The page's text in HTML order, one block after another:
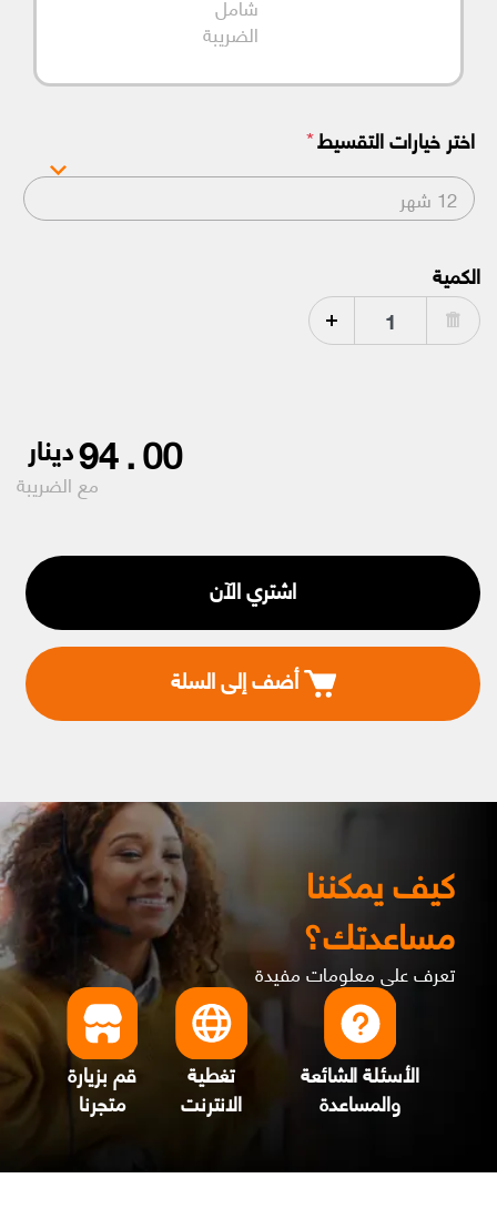
الضريبة
اختر خيارات التقسيط*
12 شهر
الكمية
دينار94.00 مع الضريبة
أضف إلى السلة
اشتري الآن
كيف يمكننا
مساعدتك؟
تعرف على معلومات مفيدة
الأسئلة الشائعة
والمساعدة
تغطية
الانترنت
قم بزيارة
متجرنا